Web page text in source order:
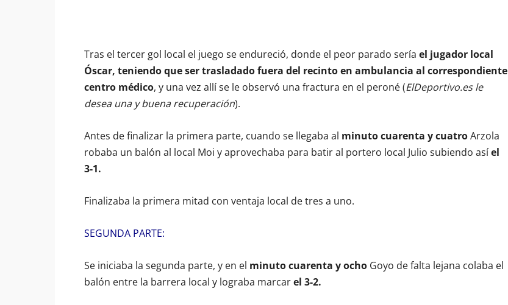
Tras el tercer gol local el juego se endureció, donde el peor parado sería el jugador local
Óscar, teniendo que ser trasladado fuera del recinto en ambulancia al correspondiente
centro médico, y una vez allí se le observó una fractura en el peroné (ElDeportivo.es le
desea una y buena recuperación).
Antes de finalizar la primera parte, cuando se llegaba al minuto cuarenta y cuatroArzola
robaba un balón al local Moi y aprovechaba para batir al portero local Julio subiendo asíel
3-1.
Finalizaba la primera mitad con ventaja local de tres a uno.
SEGUNDA PARTE:
Se iniciaba la segunda parte, y en el minuto cuarenta y ocho Goyo de falta lejana colaba el
balón entre la barrera local y lograba marcarel 3-2.